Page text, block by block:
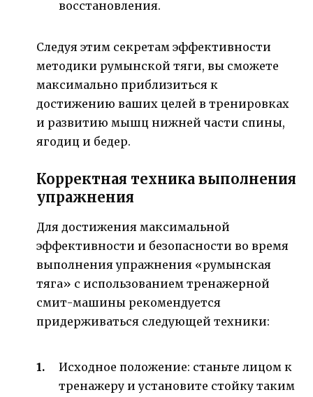
восстановления.
Следуя этим секретам эффективности
методики румынской тяги, вы сможете
максимально приблизиться к
достижению ваших целей в тренировках
и развитию мышц нижней части спины,
ягодиц и бедер.
Корректная техника выполнения
упражнения
Для достижения максимальной
эффективности и безопасности во время
выполнения упражнения «румынская
тяга» с использованием тренажерной
смит-машины рекомендуется
придерживаться следующей техники:
Исходное положение: станьте лицом к
тренажеру и установите стойку таким